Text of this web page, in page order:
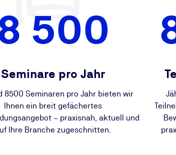
500
Seminare pro Jahr
8500 Seminaren pro Jahr bieten wir
Ihnen ein breit gefächertes
– praxisnah, aktuell und
Ihre Branche zugeschnitten.